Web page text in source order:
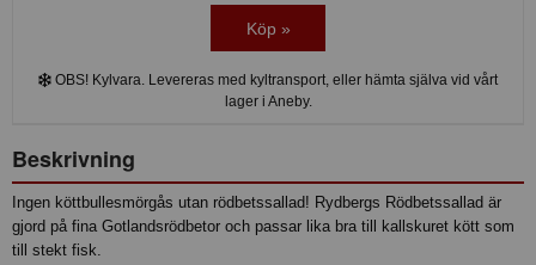
Köp »
OBS! Kylvara. Levereras med kyltransport, eller hämta själva vid vårt
lager i Aneby.
Beskrivning
Ingen köttbullesmörgås utan rödbetssallad! Rydbergs Rödbetssallad är
gjord på fina Gotlandsrödbetor och passar lika bra till kallskuret kött som
till stekt fisk.